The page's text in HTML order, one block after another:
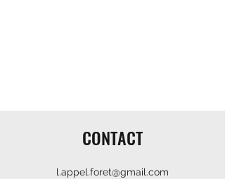
CONTACT
l.appel.foret@gmail.com